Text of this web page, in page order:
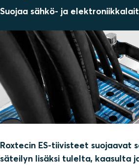
Suojaa sähkö- ja
Roxtecin ES-tiivisteet suojaavat
säteilyn lisäksi tulelta, kaasulta